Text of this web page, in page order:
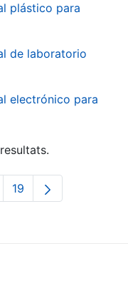
plástico para
de laboratorio
electrónico para
intermèdies
Pàgina
19